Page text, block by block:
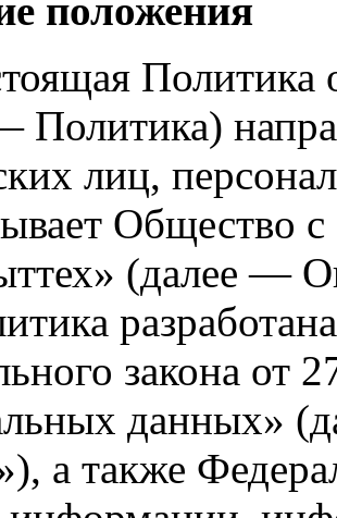
положения
Политика
Политика)
лиц,
Общество
(далее —
закона
данных»
а также